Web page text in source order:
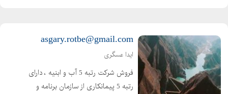
asgary.rotbe@gmail.com
ایدا عسگری
فروش شرکت رتبه 5 آب و ابنیه ، دارای
رتبه 5 پیمانکاری از سازمان برنامه و